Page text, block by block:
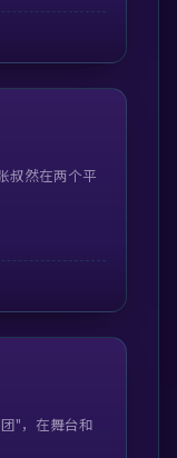
42:19
叔然在两个平
41:21
"，在舞台和